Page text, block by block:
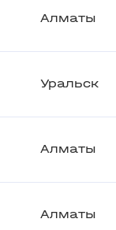
Алматы
Уральск
Алматы
Алматы